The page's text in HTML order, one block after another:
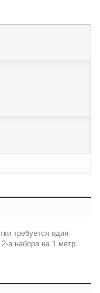
требуется один
а набора на 1 метр